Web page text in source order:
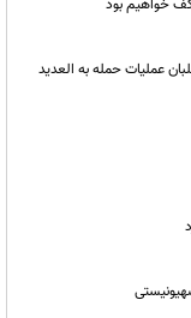
خواهیم بود
عملیات حمله به العدید